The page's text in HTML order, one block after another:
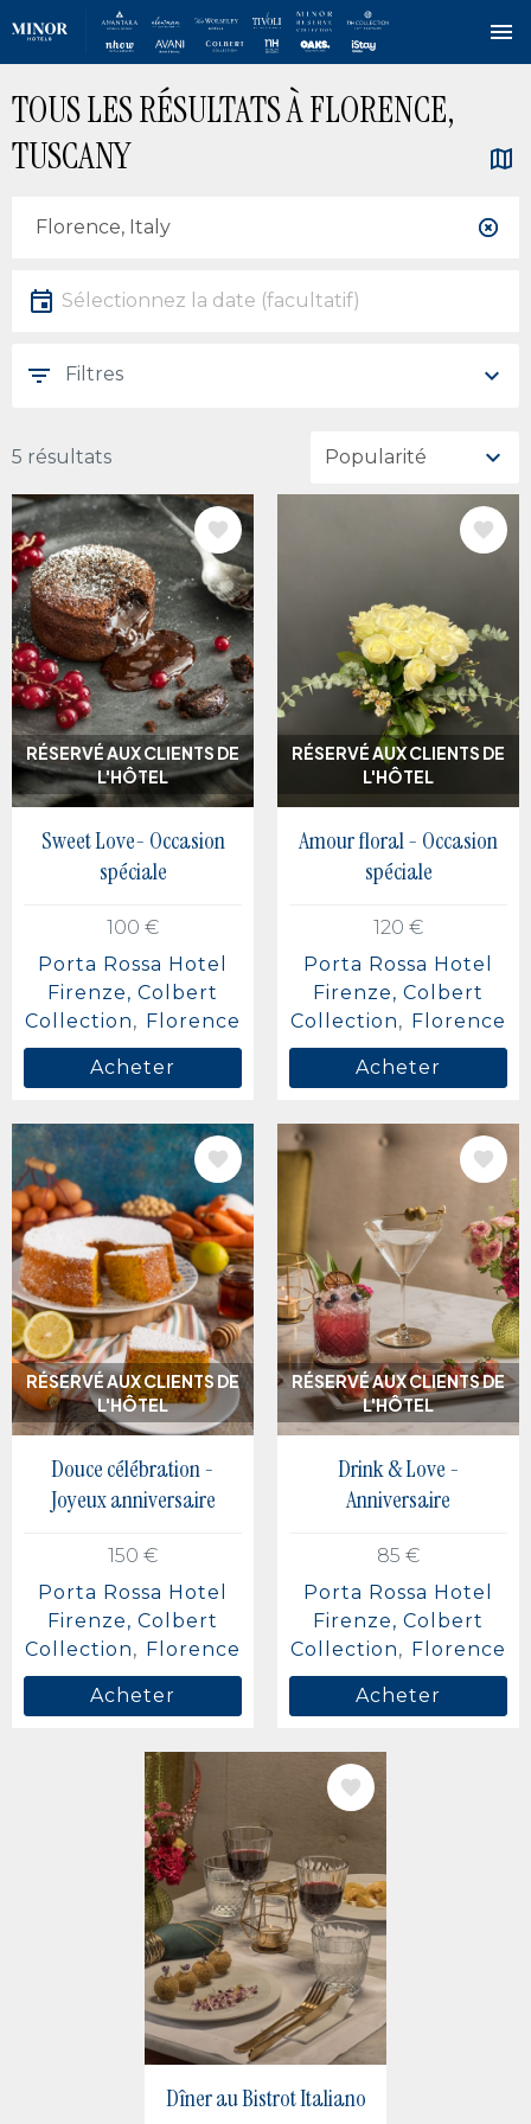
au
principal
TOUS LES RÉSULTATS À FLORENCE,
TUSCANY
Localisation
Date
Sélectionnez la date
Filtres
5 résultats
RÉSERVÉ AUX CLIENTS DE
L'HÔTEL
IMAGE
Sweet Love- Occasion
spéciale
100 €
Porta Rossa Hotel
Firenze, Colbert
Collection
Florence
Acheter
RÉSERVÉ AUX CLIENTS DE
L'HÔTEL
Amour floral - Occasion
spéciale
120 €
Porta Rossa Hotel
Firenze, Colbert
Collection
Florence
Acheter
RÉSERVÉ AUX CLIENTS DE
L'HÔTEL
IMAGE
Douce célébration -
Joyeux anniversaire
150 €
Porta Rossa Hotel
Firenze, Colbert
Collection
Florence
Acheter
RÉSERVÉ AUX CLIENTS DE
L'HÔTEL
IMAGE
Drink & Love -
Anniversaire
85 €
Porta Rossa Hotel
Firenze, Colbert
Collection
Florence
Acheter
IMAGE
Dîner au Bistrot Italiano